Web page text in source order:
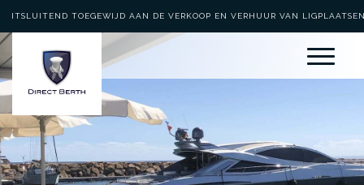
UITSLUITEND TOEGEWIJD AAN DE VERKOOP EN VERHUUR VAN